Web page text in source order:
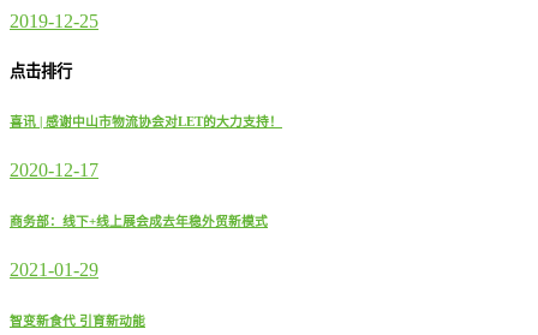
2019-12-25
点击排行
喜讯 | 感谢中山市物流协会对LET的大力支持！
2020-12-17
商务部：线下+线上展会成去年稳外贸新模式
2021-01-29
智变新食代 引育新动能